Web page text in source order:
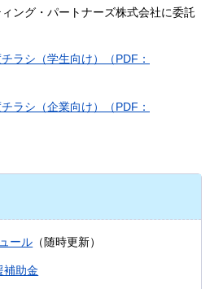
ング・パートナーズ株式会社に委託
ラシ（学生向け）（PDF：
ラシ（企業向け）（PDF：
ール （随時更新）
補助金